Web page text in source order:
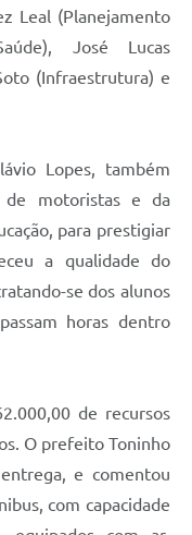
Leal (Planejamento
José Lucas
(Infraestrutura) e
Lopes, também
motoristas e da
para prestigiar
a qualidade do
se dos alunos
horas dentro
de recursos
O prefeito Toninho
e comentou
com capacidade